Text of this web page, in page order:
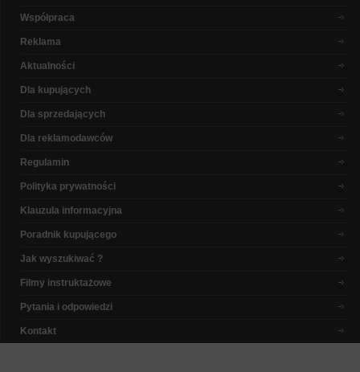
Współpraca
Reklama
Aktualności
Dla kupujących
Dla sprzedających
Dla reklamodawców
Regulamin
Polityka prywatności
Klauzula informacyjna
Poradnik kupującego
Jak wyszukiwać ?
Filmy instruktażowe
Pytania i odpowiedzi
Kontakt